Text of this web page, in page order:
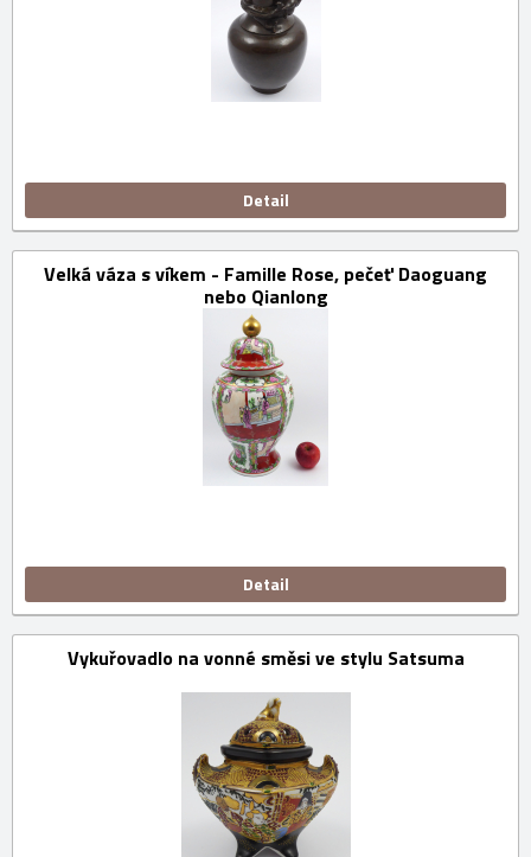
Detail
Velká váza s víkem - Famille Rose, pečeť Daoguang
nebo Qianlong
Detail
Vykuřovadlo na vonné směsi ve stylu Satsuma